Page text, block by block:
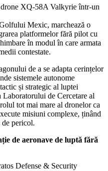
XQ-58A Valkyrie într-un
Mexic, marchează o
platformelor fără pilot cu
în modul în care armata
contestate.
de a se adapta cerințelor
sistemele autonome
și strategic al luptei
Laboratorului de Cercetare al
tot mai mare al dronelor ca
misiuni complexe, ținând
pericol.
de aeronave de luptă fără
Defense & Security